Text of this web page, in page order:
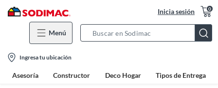
Inicia sesión 0
Menú
Bar
location-
icon
Ingresa tu ubicación
Asesoría Constructor Deco Hogar Tipos de Entrega